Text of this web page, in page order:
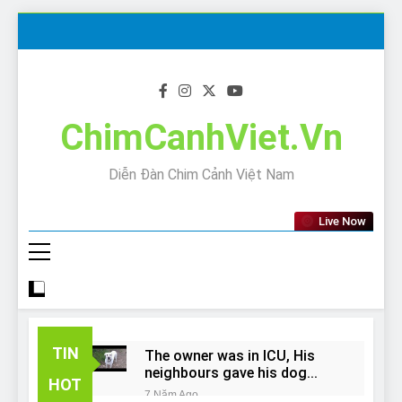
ChimCanhViet.Vn
Diễn Đàn Chim Cảnh Việt Nam
Live Now
TIN
HOT
The owner was in ICU, His
neighbours gave his dog
away!
7 Năm Ago